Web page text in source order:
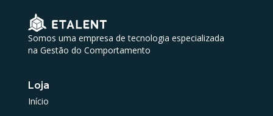
Somos uma empresa de tecnologia especializada
na Gestão do Comportamento
Loja
Início